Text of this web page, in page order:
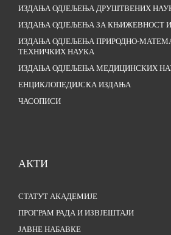
ИЗДАЊА ОДЈЕЉЕЊА ДРУШТВЕНИХ
ИЗДАЊА ОДЈЕЉЕЊА ЗА КЊИЖЕВНОСТ
ИЗДАЊА ОДЈЕЉЕЊА ПРИРОДНО-
ТЕХНИЧКИХ НАУКА
ИЗДАЊА ОДЈЕЉЕЊА МЕДИЦИНСКИХ
ЕНЦИКЛОПЕДИЈСКА ИЗДАЊА
ЧАСОПИСИ
АКТИ
СТАТУТ АКАДЕМИЈЕ
ПРОГРАМ РАДА И ИЗВЈЕШТАЈИ
ЈАВНЕ НАБАВКЕ